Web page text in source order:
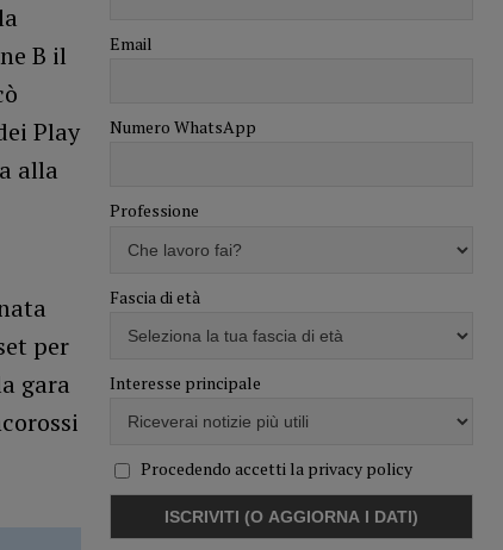
B il
Play
alla
per
gara
Email
Numero WhatsApp
Professione
Fascia di età
Interesse principale
Procedendo accetti la privacy policy